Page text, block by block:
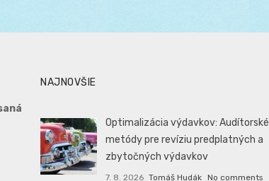
NAJNOVŠIE
Optimalizácia výdavkov: Audítorské
metódy pre revíziu predplatných a
zbytočných výdavkov
7. 8. 2026 Tomáš Hudák No comments